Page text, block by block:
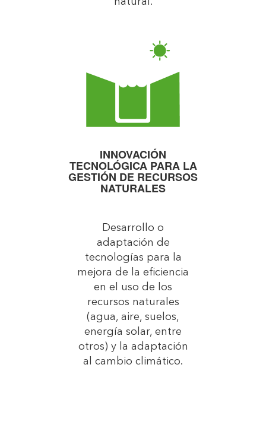
INNOVACIÓN
TECNOLÓGICA PARA LA
GESTIÓN DE RECURSOS
NATURALES
Desarrollo o
adaptación de
tecnologías para la
mejora de la eficiencia
en el uso de los
recursos naturales
(agua, aire, suelos,
energía solar, entre
otros) y la adaptación
al cambio climático.